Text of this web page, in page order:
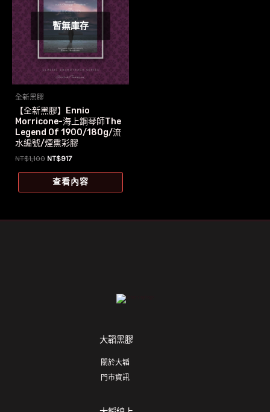
暫無庫存
全新黑膠
【全新黑膠】Ennio
Morricone-海上鋼琴師The
Legend Of 1900/180g/流
水編號/煙熏彩膠
NT$1,100 原
價
格：
NT$917目
價
格：
查看內容
大韜黑膠
關於大韜
門市資訊